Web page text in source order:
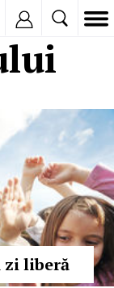
zi liberă